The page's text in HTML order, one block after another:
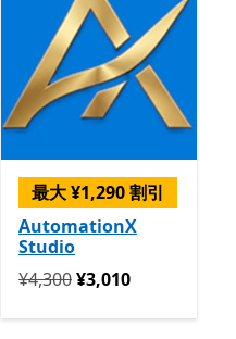
アプリ内購入が提供されて
最大 ¥1,290 割引
AutomationX
Studio
定価 ¥4,300 今すぐ ¥3,010
¥4,300¥3,010